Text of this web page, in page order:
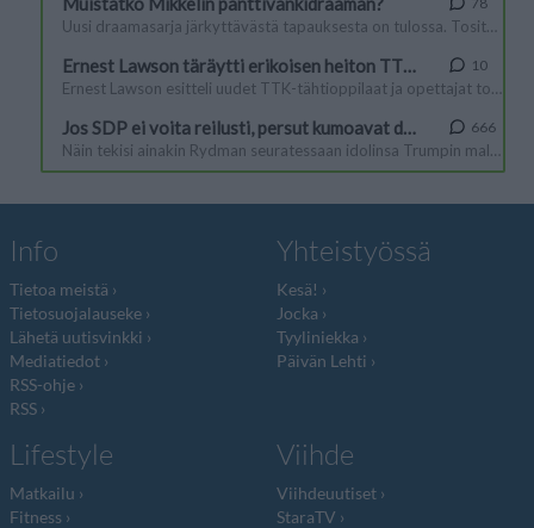
Info
Tietoa meistä
Tietosuojalauseke
Lähetä uutisvinkki
Mediatiedot
RSS-ohje
RSS
Yhteistyössä
Kesä!
Jocka
Tyyliniekka
Päivän Lehti
Lifestyle
Matkailu
Fitness
Viihde
Viihdeuutiset
StaraTV